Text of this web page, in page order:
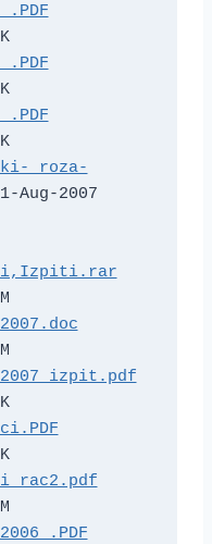
_roza-
Aug-2007